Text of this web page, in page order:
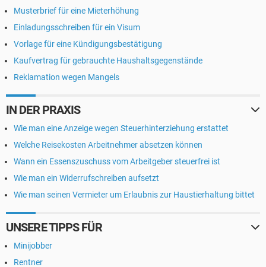
Musterbrief für eine Mieterhöhung
Einladungsschreiben für ein Visum
Vorlage für eine Kündigungsbestätigung
Kaufvertrag für gebrauchte Haushaltsgegenstände
Reklamation wegen Mangels
IN DER PRAXIS
Wie man eine Anzeige wegen Steuerhinterziehung erstattet
Welche Reisekosten Arbeitnehmer absetzen können
Wann ein Essenszuschuss vom Arbeitgeber steuerfrei ist
Wie man ein Widerrufschreiben aufsetzt
Wie man seinen Vermieter um Erlaubnis zur Haustierhaltung bittet
UNSERE TIPPS FÜR
Minijobber
Rentner